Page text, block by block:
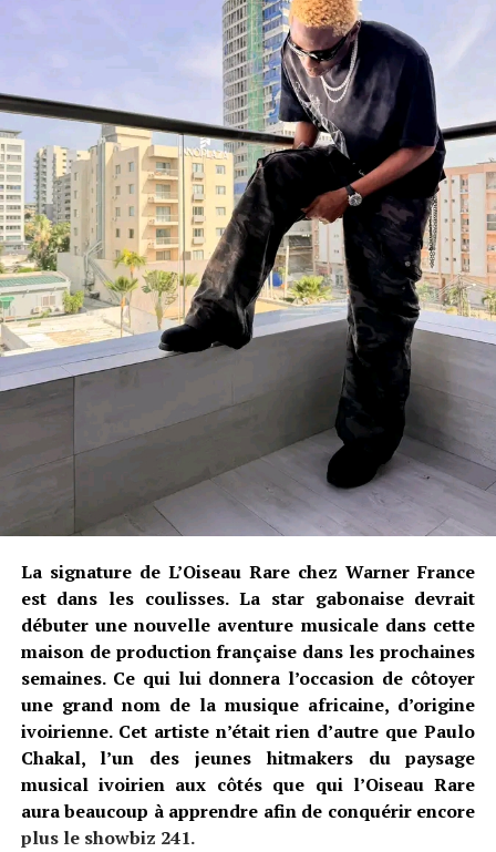
La signature de L’Oiseau Rare chez Warner France
est dans les coulisses. La star gabonaise devrait
débuter une nouvelle aventure musicale dans cette
maison de production française dans les prochaines
semaines. Ce qui lui donnera l’occasion de côtoyer
une grand nom de la musique africaine, d’origine
ivoirienne. Cet artiste n’était rien d’autre que Paulo
Chakal, l’un des jeunes hitmakers du paysage
musical ivoirien aux côtés que qui l’Oiseau Rare
aura beaucoup à apprendre afin de conquérir encore
plus le showbiz 241.